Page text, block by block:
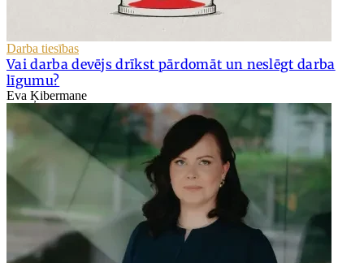
Darba tiesības
Vai darba devējs drīkst pārdomāt un neslēgt darba
līgumu?
Eva Ķibermane